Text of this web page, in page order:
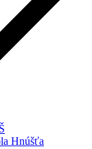
Hnúšťa